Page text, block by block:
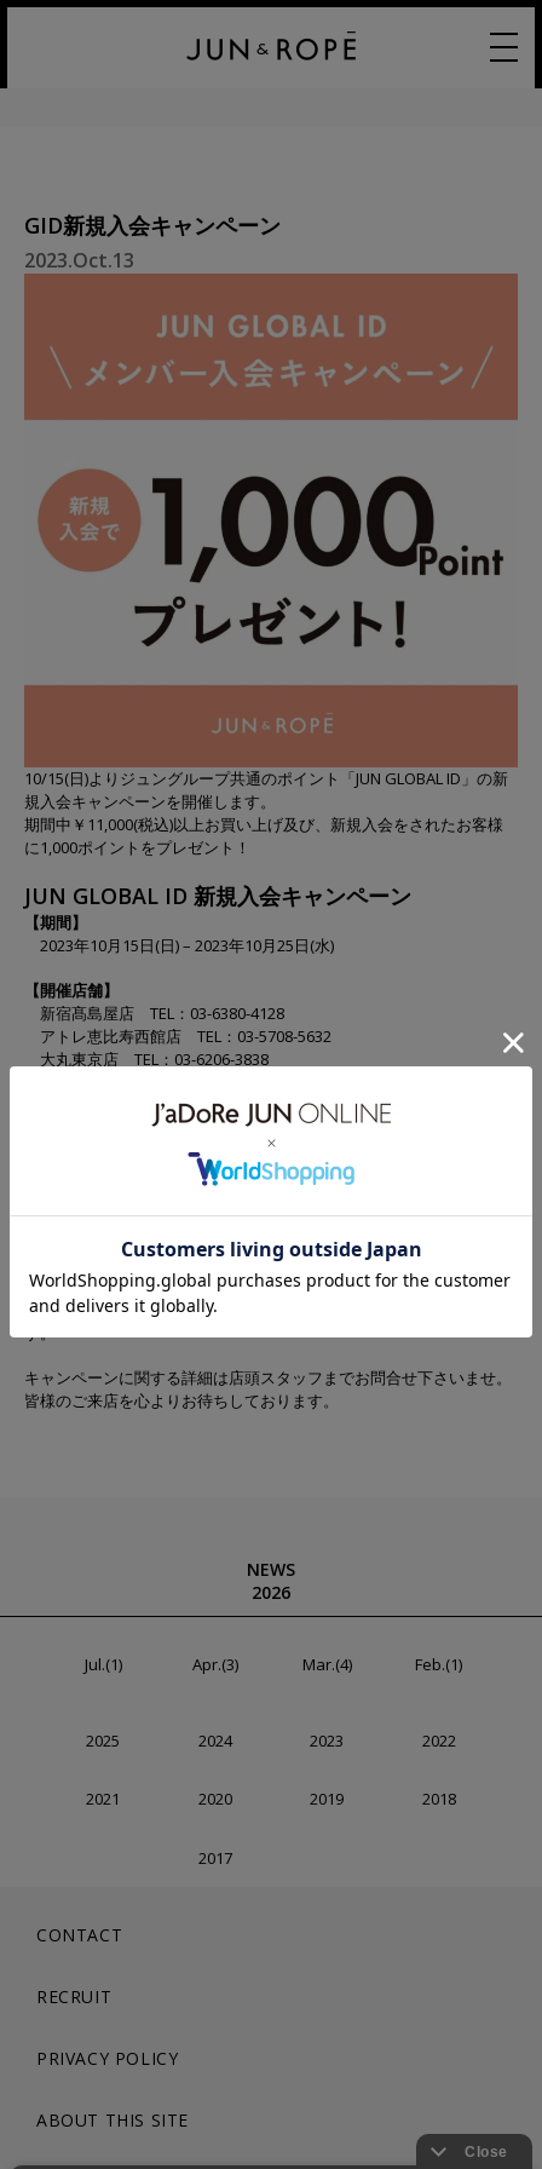
GID新規入会キャンペーン
2023.Oct.13
10/15(日)よりジュングループ共通のポイント「JUN GLOBAL ID」の新
規入会キャンペーンを開催します。
期間中￥11,000(税込)以上お買い上げ及び、新規入会をされたお客様
に1,000ポイントをプレゼント！
JUN GLOBAL ID 新規入会キャンペーン
【期間】
2023年10月15日(日) – 2023年10月25日(水)
【開催店舗】
新宿髙島屋店 TEL：03-6380-4128
アトレ恵比寿西館店 TEL：03-5708-5632
大丸東京店 TEL：03-6206-3838
松坂屋名古屋店 TEL：052-264-2756
大名古屋ビルヂング店 TEL：052‐659‐2604
￥11,000(税込)以上ご購入された方
【ポイント付与】
対象条件を満たしたお客様に1,000ポイントプレゼント
ポイント付与はキャンペーン終了から2週間後を予定しておりま
す。
キャンペーンに関する詳細は店頭スタッフまでお問合せ下さいませ。
皆様のご来店を心よりお待ちしております。
NEWS
2026
Jul.(1) Apr.(3) Mar.(4) Feb.(1)
2025 2024 2023 2022
2021 2020 2019 2018
2017
CONTACT
RECRUIT
PRIVACY POLICY
ABOUT THIS SITE